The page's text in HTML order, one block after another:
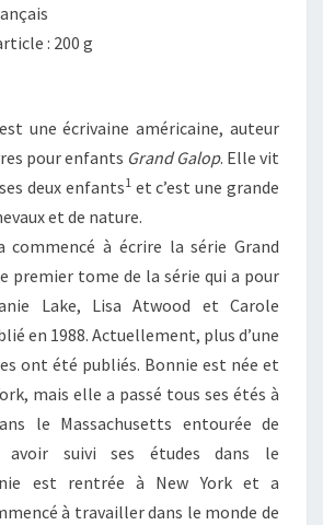
: 200 g
est une écrivaine américaine, auteur
pour enfants Grand Galop. Elle vit
deux enfants1et c’est une grande
et de nature.
commencé à écrire la série Grand
premier tome de la série qui a pour
Lake, Lisa Atwood et Carole
en 1988. Actuellement, plus d’une
ont été publiés. Bonnie est née et
mais elle a passé tous ses étés à
le Massachusetts entourée de
avoir suivi ses études dans le
est rentrée à New York et a
à travailler dans le monde de